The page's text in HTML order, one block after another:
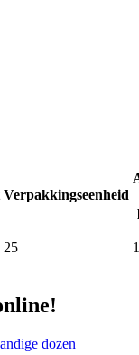
Verpakkingseenheid
25
dozen